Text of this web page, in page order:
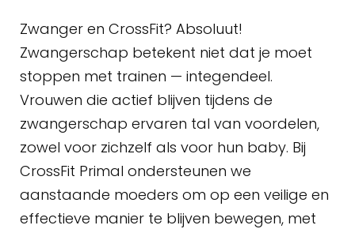
Zwanger en CrossFit? Absoluut!
Zwangerschap betekent niet dat je moet
stoppen met trainen — integendeel.
Vrouwen die actief blijven tijdens de
zwangerschap ervaren tal van voordelen,
zowel voor zichzelf als voor hun baby. Bij
CrossFit Primal ondersteunen we
aanstaande moeders om op een veilige en
effectieve manier te blijven bewegen, met